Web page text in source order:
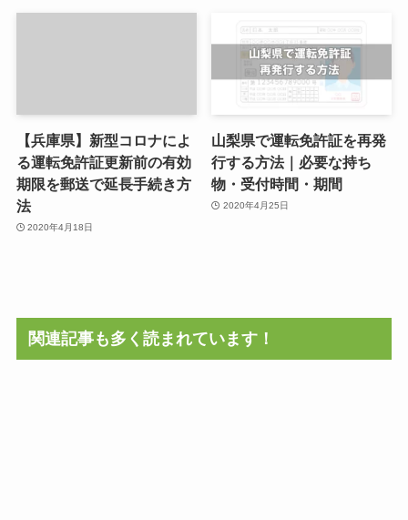
【兵庫県】新型コロナによ
る運転免許証更新前の有効
期限を郵送で延長手続き方
法
2020年4月18日
山梨県で運転免許証を再発
行する方法｜必要な持ち
物・受付時間・期間
2020年4月25日
関連記事も多く読まれています！